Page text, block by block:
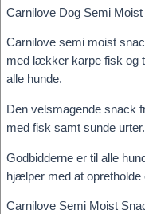
antal
Carnilove Dog Semi
Carnilove semi moist
med lækker karpe fisk og
alle hunde.
Den velsmagende snack
med fisk samt sunde urter.
Godbidderne er til alle
hjælper med at opretholde
Carnilove Semi Moist